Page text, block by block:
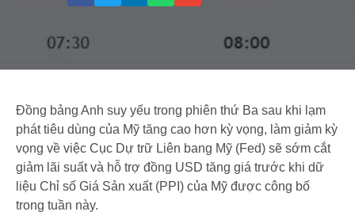
Đồng bảng Anh suy yếu trong phiên thứ Ba sau khi lạm
phát tiêu dùng của Mỹ tăng cao hơn kỳ vọng, làm giảm kỳ
vọng về việc Cục Dự trữ Liên bang Mỹ (Fed) sẽ sớm cắt
giảm lãi suất và hỗ trợ đồng USD tăng giá trước khi dữ
liệu Chỉ số Giá Sản xuất (PPI) của Mỹ được công bố
trong tuần này.